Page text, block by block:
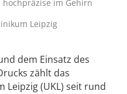
im Gehirn
Leipzig
dem Einsatz des
zählt das
Leipzig (UKL) seit rund